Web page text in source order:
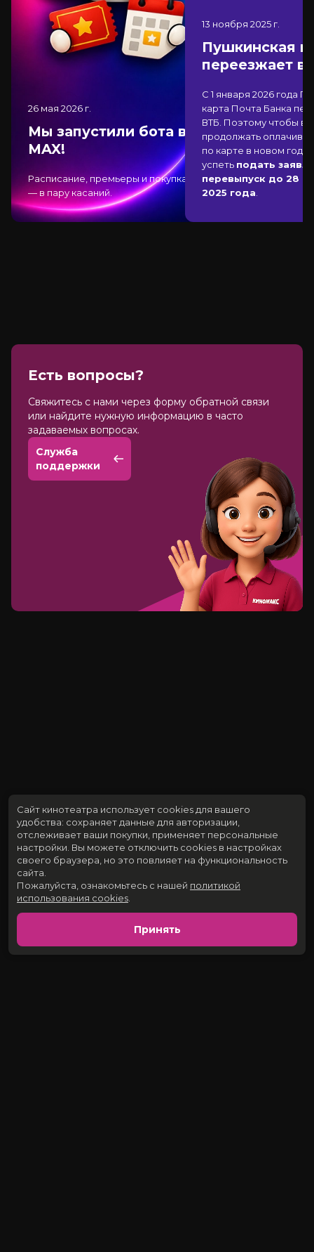
26 мая 2026 г.
Мы запустили бота в
MAX!
Расписание, премьеры и покупка
— в пару касаний.
13 ноября 2025 г.
Пушкинская
переезжает в
С 1 января 2026 года
карта Почта Банка
ВТБ . Поэтому чтобы
продолжать
по карте в новом
успеть подать
перевыпуск до 28
2025 года
Есть вопросы?
Cвяжитесь с нами через форму обратной связи
или найдите нужную информацию в часто
задаваемых вопросах.
Служба
поддержки
Сайт кинотеатра использует cookies для вашего
удобства: сохраняет данные для авторизации,
отслеживает ваши покупки, применяет персональные
настройки. Вы можете отключить cookies в настройках
своего браузера, но это повлияет на функциональность
сайта.
Пожалуйста, ознакомьтесь с нашей политикой
использования cookies
Принять